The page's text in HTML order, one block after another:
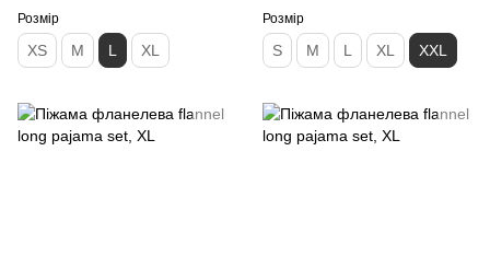
Розмір
XS M L XL
Розмір
S M L XL XXL